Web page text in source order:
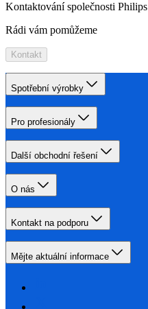
Kontaktování společnosti Philips
Rádi vám pomůžeme
Kontakt
Spotřební výrobky
Pro profesionály
Další obchodní řešení
O nás
Kontakt na podporu
Mějte aktuální informace